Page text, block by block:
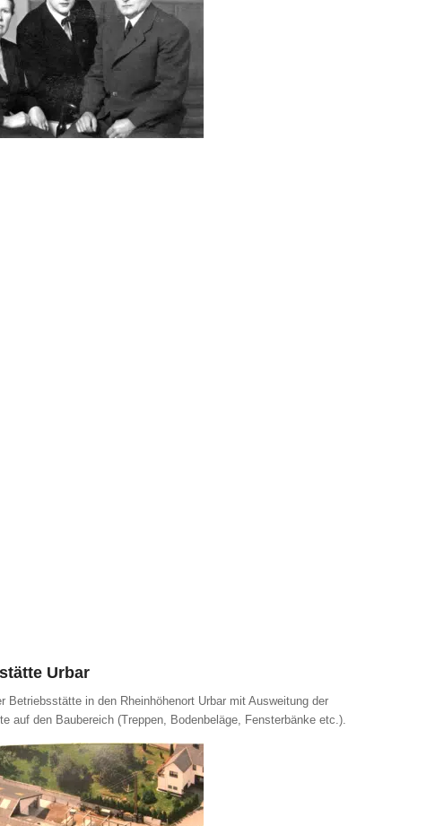
Urbar
Betriebsstätte in den Rheinhöhenort Urbar mit Ausweitung der
auf den Baubereich (Treppen, Bodenbeläge, Fensterbänke etc.).